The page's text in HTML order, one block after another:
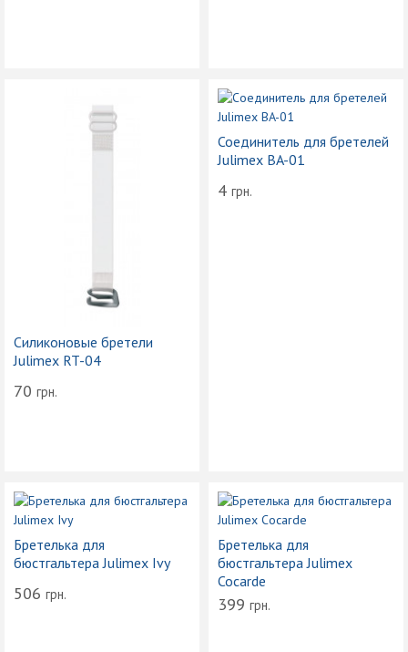
Силиконовые бретели
Julimex RT-04
70 грн.
Соединитель для бретелей
Julimex BA-01
4 грн.
Бретелька для
бюстгальтера Julimex Ivy
506 грн.
Бретелька для
бюстгальтера Julimex
Cocarde
399 грн.